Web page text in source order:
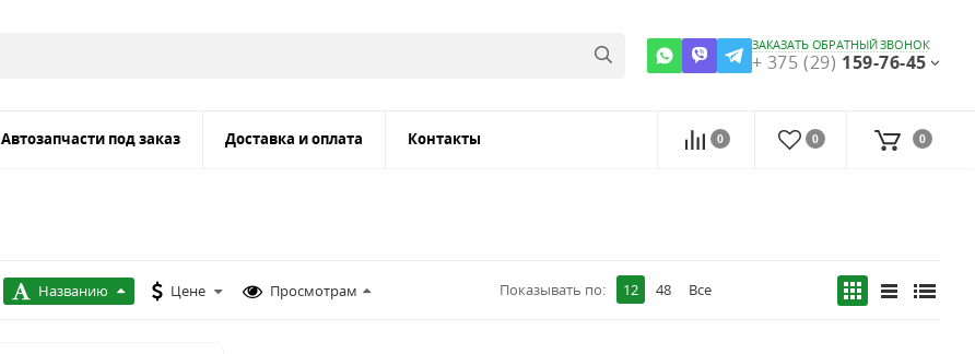
ЗАКАЗАТЬ ОБРАТНЫЙ ЗВОНОК
+ 375 (29) 159-76-45
Автозапчасти под заказ Доставка и оплата Контакты 0 0 0
Названию Цене Просмотрам Показывать по: 12 48 Все